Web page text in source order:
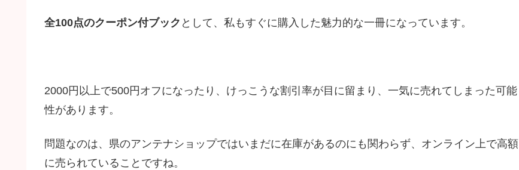
全100点のクーポン付ブック として、私もすぐに購入した魅力的な一冊になっています。
2000円以上で500円オフになったり、けっこうな割引率が目に留まり、一気に売れてしまった可能
性があります。
問題なのは、県のアンテナショップではいまだに在庫があるのにも関わらず、オンライン上で高額
に売られていることですね。